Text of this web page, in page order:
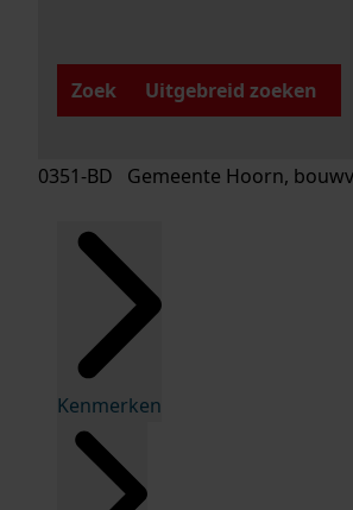
Zoek
Uitgebreid zoeken
0351-BD Gemeente Hoorn,
Kenmerken